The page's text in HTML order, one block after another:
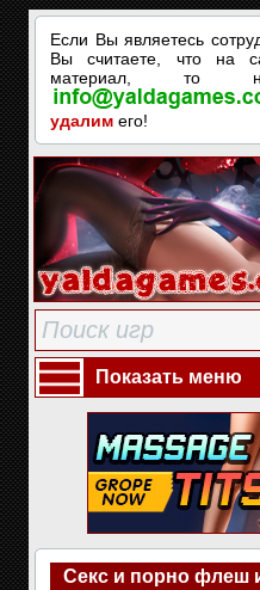
Если Вы являетесь
Вы считаете, что на
материал, то
удалим его!
Показать меню
Секс и порно флеш